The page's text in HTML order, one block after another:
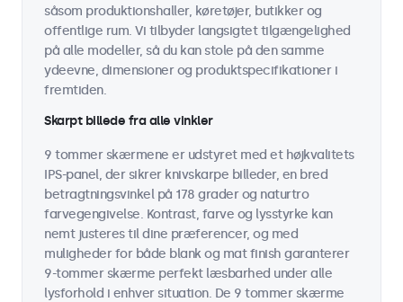
såsom produktionshaller, køretøjer, butikker og
offentlige rum. Vi tilbyder langsigtet tilgængelighed
på alle modeller, så du kan stole på den samme
ydeevne, dimensioner og produktspecifikationer i
fremtiden.
Skarpt billede fra alle vinkler
9 tommer skærmene er udstyret med et højkvalitets
IPS-panel, der sikrer knivskarpe billeder, en bred
betragtningsvinkel på 178 grader og naturtro
farvegengivelse. Kontrast, farve og lysstyrke kan
nemt justeres til dine præferencer, og med
muligheder for både blank og mat finish garanterer
9-tommer skærme perfekt læsbarhed under alle
lysforhold i enhver situation. De 9 tommer skærme